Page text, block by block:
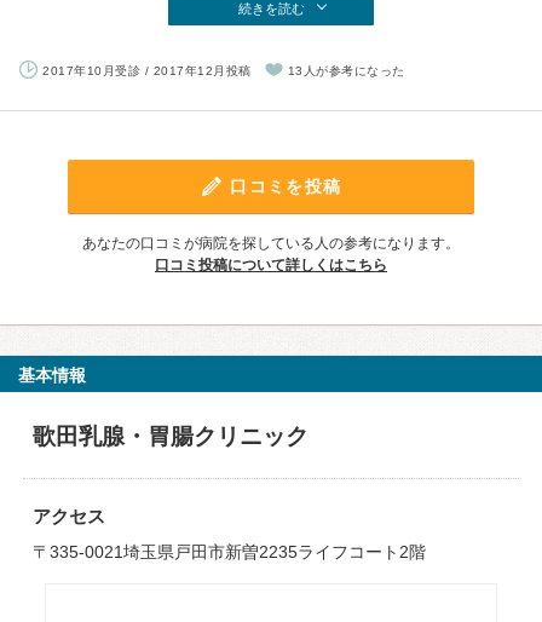
続きを読む
2017年10月受診 / 2017年12月投稿 13人が参考になった
口コミを投稿
あなたの口コミが病院を探している人の参考になります。
口コミ投稿について詳しくはこちら
基本情報
歌田乳腺・胃腸クリニック
アクセス
〒335-0021埼玉県戸田市新曽2235ライフコート2階